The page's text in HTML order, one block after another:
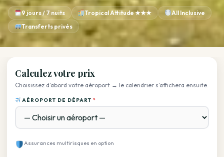
9 jours / 7 nuits Tropical Attitude ★★★
All Inclusive
Transferts privés
Calculez votre prix
Choisissez d'abord votre aéroport → le calendrier s'affichera ensuite.
AÉROPORT DE DÉPART*
Assurances multirisques en option